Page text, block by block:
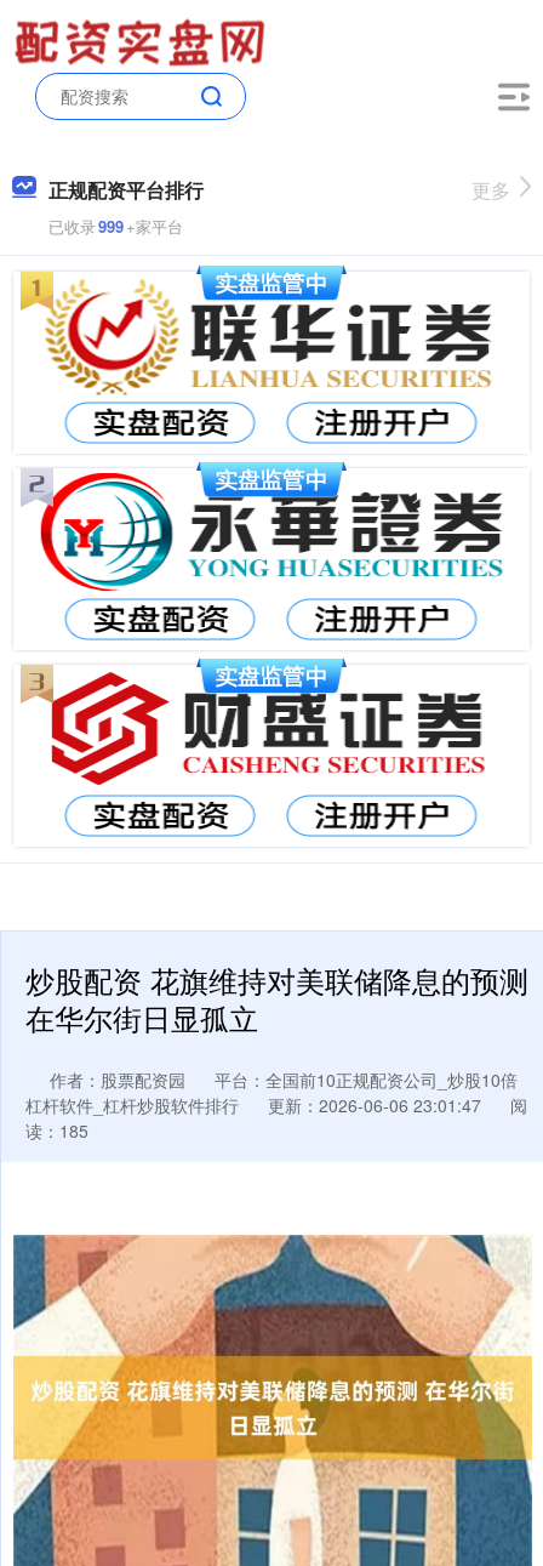
正规配资平台排行
已收录999+家平台
更多
炒股配资 花旗维持对美联储降息的预测
在华尔街日显孤立
作者：股票配资园
平台：全国前10正规配资公司_炒股10倍
杠杆软件_杠杆炒股软件排行
更新：2026-06-06 23:01:47
阅
读：185